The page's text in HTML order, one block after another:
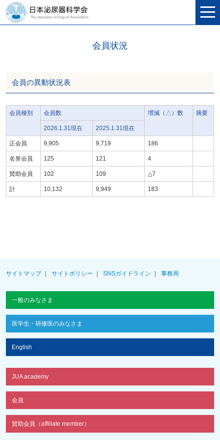
会員状況
会員の異動状況表
会員種別 会員数 増減（△）数 摘要
2026.1.31現在 2025.1.31現在
正会員 9,905 9,719 186
名誉会員 125 121 4
賛助会員 102 109 △7
計 10,132 9,949 183
サイトマップ サイトポリシー SNSガイドライン 事務局
一般のみなさま
医学生・研修医のみなさま
English
JUA academy
会員
賛助会員（affiliate member）